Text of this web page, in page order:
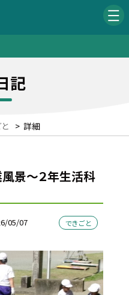
記
> 詳細
風景～２年生活科
05/07 できごと